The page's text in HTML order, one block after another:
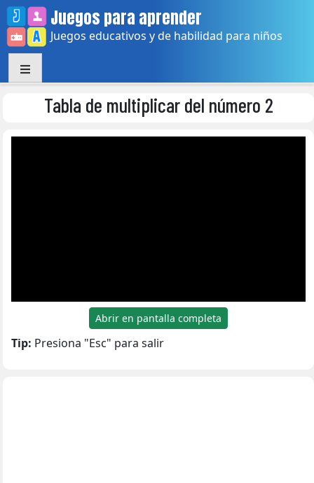
Skip
to
content
Juegos para aprender
Juegos educativos y de habilidad para niños
Tabla de multiplicar del número 2
Abrir en pantalla completa
Tip: Presiona "Esc" para salir